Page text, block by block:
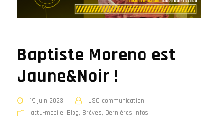
Baptiste Moreno est
Jaune&Noir !
19 juin 2023
USC communication
actu-mobile, Blog, Brèves, Dernières infos